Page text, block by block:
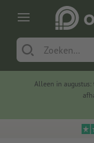
Alleen in augustus: